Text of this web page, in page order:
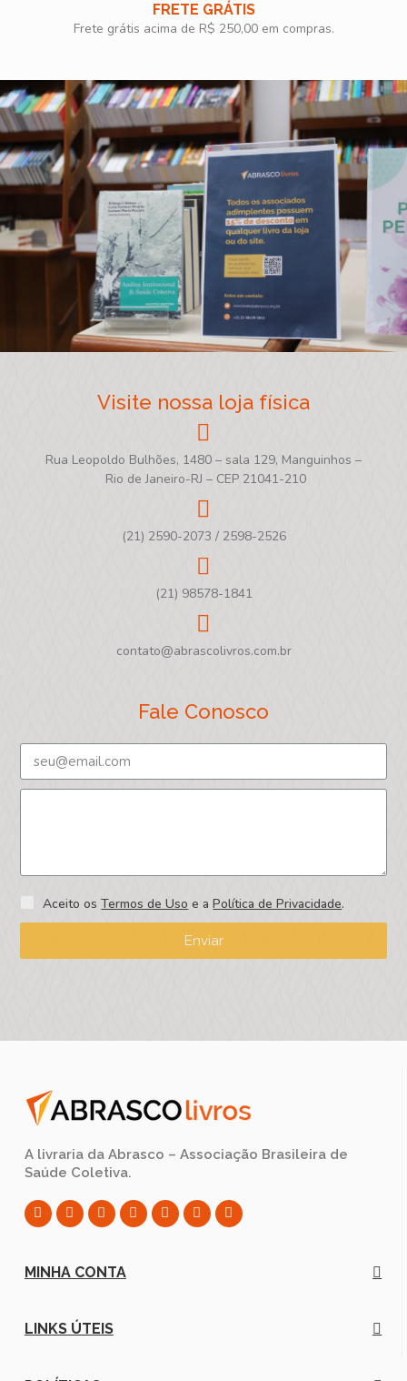
FRETE GRÁTIS
Frete grátis acima de R$ 250,00 em compras.
Visite nossa loja física
Rua Leopoldo Bulhões, 1480 – sala 129, Manguinhos –
Rio de Janeiro-RJ – CEP 21041-210
(21) 2590-2073 / 2598-2526
(21) 98578-1841
contato@abrascolivros.com.br
Fale Conosco
Aceito osTermos de Uso e aPolítica de Privacidade.
Enviar
A livraria da Abrasco – Associação Brasileira de
Saúde Coletiva.
MINHA CONTA
LINKS ÚTEIS